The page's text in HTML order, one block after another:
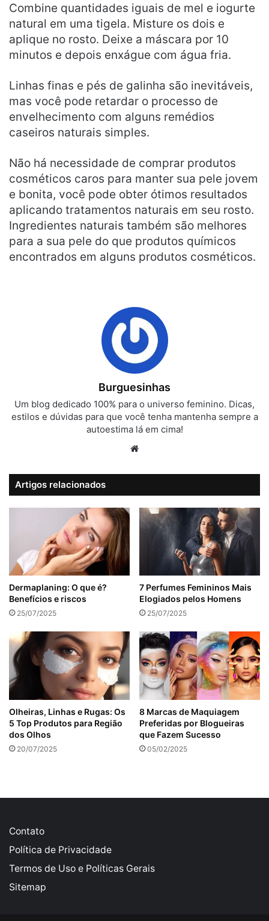
Combine quantidades iguais de mel e iogurte
natural em uma tigela. Misture os dois e
aplique no rosto. Deixe a máscara por 10
minutos e depois enxágue com água fria.
Linhas finas e pés de galinha são inevitáveis,
mas você pode retardar o processo de
envelhecimento com alguns remédios
caseiros naturais simples.
Não há necessidade de comprar produtos
cosméticos caros para manter sua pele jovem
e bonita, você pode obter ótimos resultados
aplicando tratamentos naturais em seu rosto.
Ingredientes naturais também são melhores
para a sua pele do que produtos químicos
encontrados em alguns produtos cosméticos.
Burguesinhas
Um blog dedicado 100% para o universo feminino. Dicas,
estilos e dúvidas para que você tenha mantenha sempre a
autoestima lá em cima!
Artigos relacionados
Dermaplaning: O que é?
Benefícios e riscos
25/07/2025
7 Perfumes Femininos Mais
Elogiados pelos Homens
25/07/2025
Olheiras, Linhas e Rugas: Os
5 Top Produtos para Região
dos Olhos
20/07/2025
8 Marcas de Maquiagem
Preferidas por Blogueiras
que Fazem Sucesso
05/02/2025
Contato
Política de Privacidade
Termos de Uso e Políticas Gerais
Sitemap